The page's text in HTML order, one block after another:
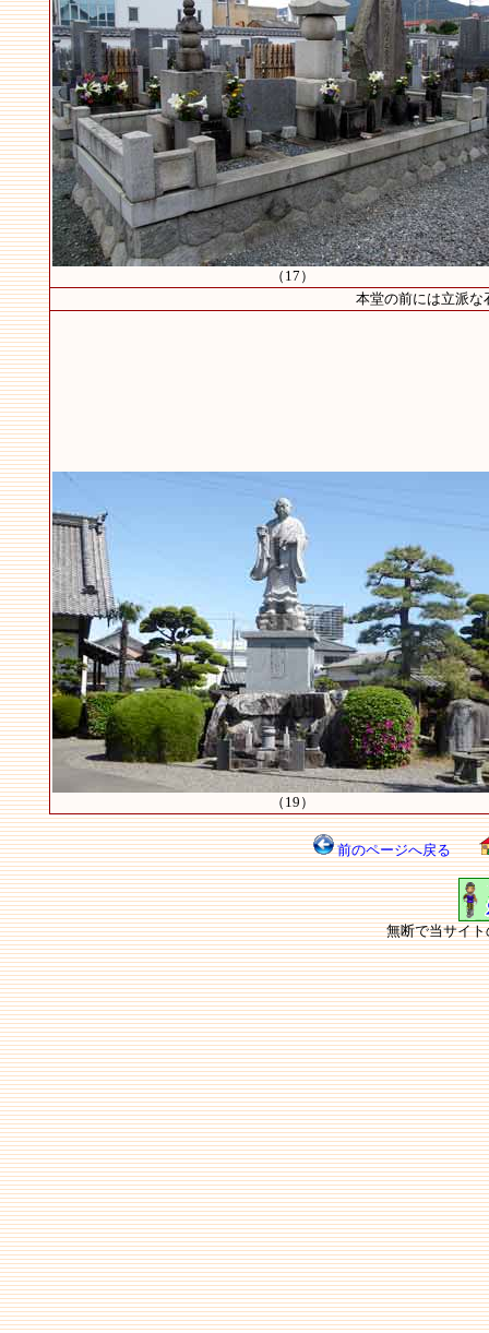
（17）
本堂の前には立派な
（19）
前のページへ戻る
無断で当サイ